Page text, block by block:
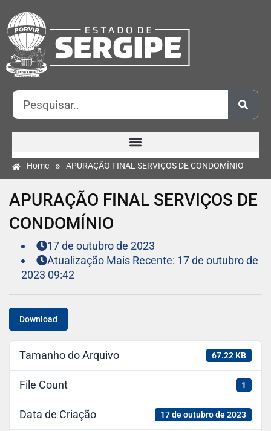
Home » APURAÇÃO FINAL SERVIÇOS DE CONDOMÍNIO
APURAÇÃO FINAL SERVIÇOS DE
CONDOMÍNIO
17 de outubro de 2023
Atualização Mais Recente: 17 de outubro de
2023 09:42
Download
Tamanho do Arquivo 67.22 KB
File Count 1
Data de Criação 17 de outubro de 2023